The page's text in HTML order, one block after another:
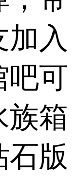
入
吧可
族箱
石版